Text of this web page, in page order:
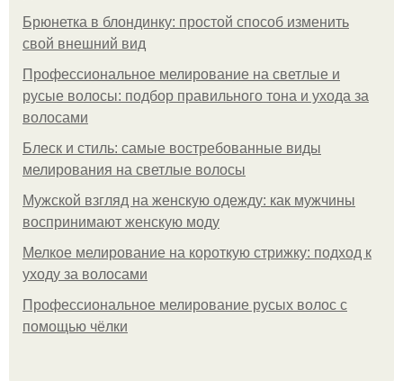
Брюнетка в блондинку: простой способ изменить
свой внешний вид
Профессиональное мелирование на светлые и
русые волосы: подбор правильного тона и ухода за
волосами
Блеск и стиль: самые востребованные виды
мелирования на светлые волосы
Мужской взгляд на женскую одежду: как мужчины
воспринимают женскую моду
Мелкое мелирование на короткую стрижку: подход к
уходу за волосами
Профессиональное мелирование русых волос с
помощью чёлки